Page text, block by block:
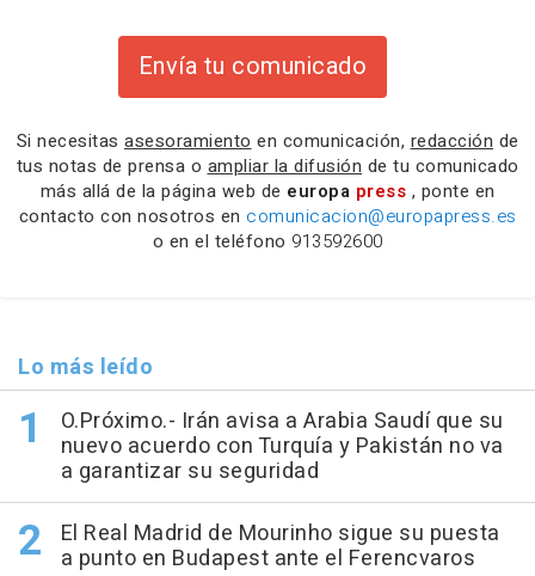
Envía tu comunicado
Si necesitas asesoramiento en comunicación, redacción de
tus notas de prensa o ampliar la difusión de tu comunicado
más allá de la página web de europa press , ponte en
contacto con nosotros en comunicacion@europapress.es
o en el teléfono 913592600
Lo más leído
O.Próximo.- Irán avisa a Arabia Saudí que su
nuevo acuerdo con Turquía y Pakistán no va
a garantizar su seguridad
El Real Madrid de Mourinho sigue su puesta
a punto en Budapest ante el Ferencvaros